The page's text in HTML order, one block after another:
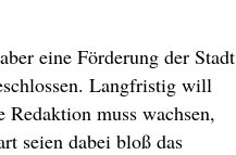
eine Förderung der Stadt
Langfristig will
muss wachsen,
seien dabei bloß das